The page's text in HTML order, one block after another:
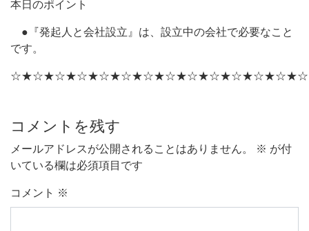
本日のポイント
●『発起人と会社設立』は、設立中の会社で必要なこと
です。
コメントを残す
メールアドレスが公開されることはありません。 ※ が付
いている欄は必須項目です
コメント ※